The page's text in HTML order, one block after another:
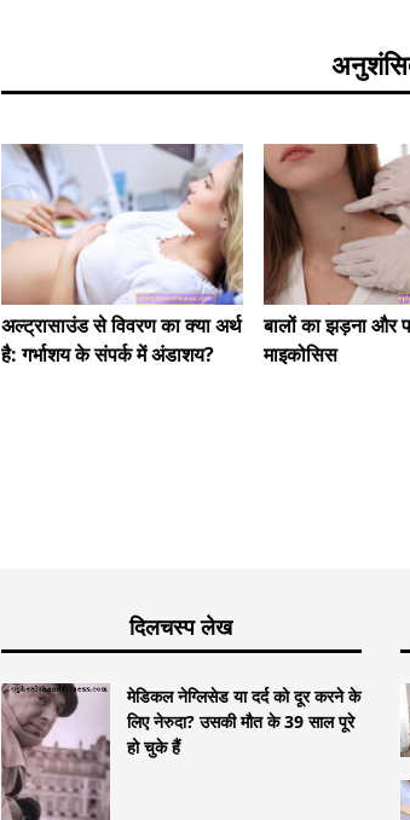
अल्ट्रासाउंड से विवरण का क्या अर्थ
है: गर्भाशय के संपर्क में अंडाशय?
बालों का झड़ना और
माइकोसिस
दिलचस्प लेख
मेडिकल नेग्लिसेड या दर्द को दूर करने के
लिए नेरुदा? उसकी मौत के 39 साल पूरे
हो चुके हैं